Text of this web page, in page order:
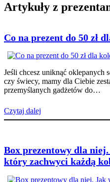
Artykuły z
Co na prezent do 50 zł
Jeśli chcesz uniknąć oklepanych
czy świecy, mamy dla Ciebie
przemyślanych gadżetów do…
Czytaj dalej
Box prezentowy dla
który zachwyci każdą